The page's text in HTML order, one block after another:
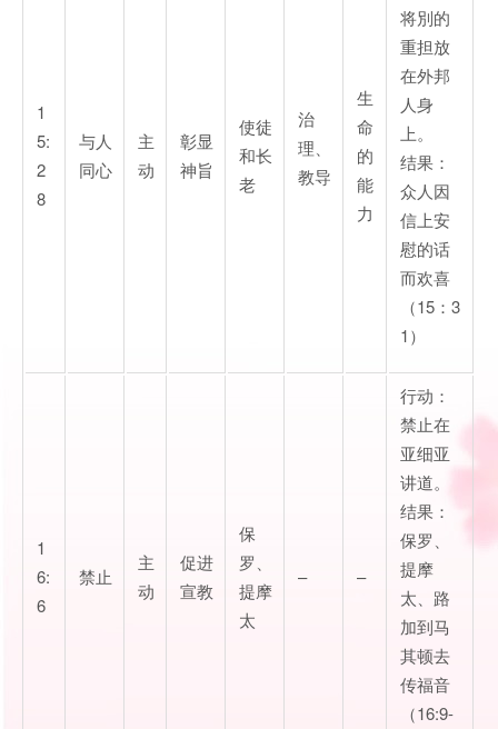
1
5:
2
8
与人
同心
主
动
彰显
神旨
使徒
和长
老
治
理、
教导
生
命
的
能
力
将別的
重担放
在外邦
人身
上。
结果：
众人因
信上安
慰的话
而欢喜
（15：3
1）
1
6:
6
禁止
主
动
促进
宣教
保
罗、
提摩
太
– –
行动：
禁止在
亚细亚
讲道。
结果：
保罗、
提摩
太、路
加到马
其顿去
传福音
（16:9-